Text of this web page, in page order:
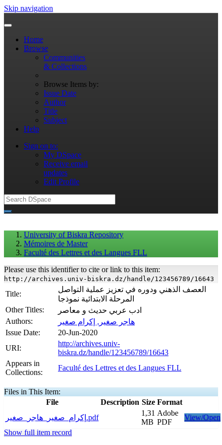
Skip navigation
Home
Browse
Communities
& Collections
Browse Items by:
Issue Date
Author
Title
Subject
Help
Sign on to:
My DSpace
Receive email
updates
Edit Profile
University of Biskra Repository
Mémoires de Master
Faculté des Lettres et des Langues FLL
Please use this identifier to cite or link to this item:
http://archives.univ-biskra.dz/handle/123456789/16643
Title:
العصف الذهني ودوره في تعزيز عملية التواصل
المرحلة الابتدائية نموذجا
Other Titles:
ادب عربي حديث و معاصر
Authors:
هاجر صغير, إكرام صغير
Issue Date:
20-Jun-2020
URI:
http://archives.univ-
biskra.dz/handle/123456789/16643
Appears in
Collections:
Faculté des Lettres et des Langues FLL
Files in This Item:
File
Description Size Format
إكرام_صغير_هاجر_صغير.pdf
1,31
MB
Adobe
PDF
View/Open
Show full item record